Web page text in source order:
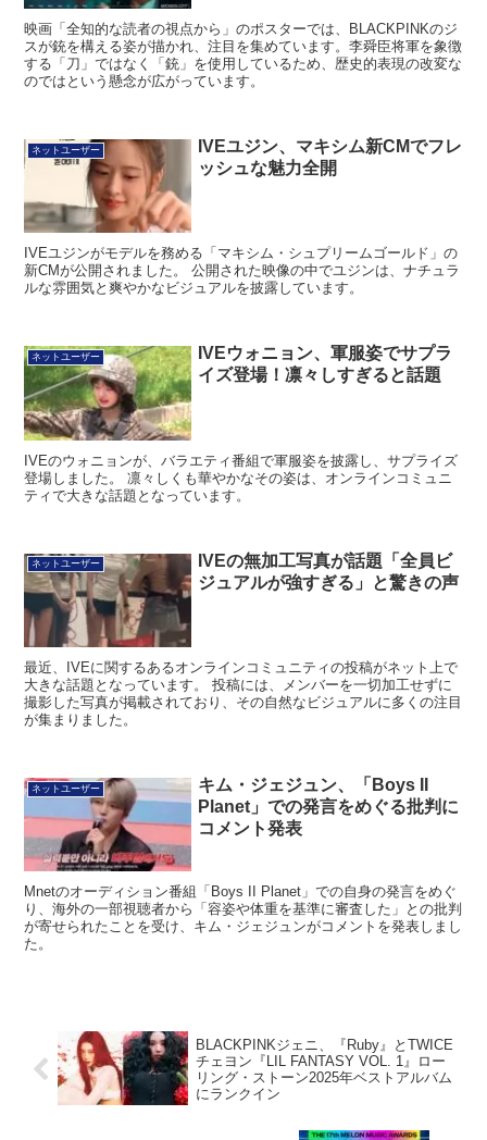
映画「全知的な読者の視点から」のポスターでは、BLACKPINKのジ
スが銃を構える姿が描かれ、注目を集めています。李舜臣将軍を象徴
する「刀」ではなく「銃」を使用しているため、歴史的表現の改変な
のではという懸念が広がっています。
ネットユーザー
IVEユジン、マキシム新CMでフレ
ッシュな魅力全開
IVEユジンがモデルを務める「マキシム・シュプリームゴールド」の
新CMが公開されました。 公開された映像の中でユジンは、ナチュラ
ルな雰囲気と爽やかなビジュアルを披露しています。
ネットユーザー
IVEウォニョン、軍服姿でサプラ
イズ登場！凛々しすぎると話題
IVEのウォニョンが、バラエティ番組で軍服姿を披露し、サプライズ
登場しました。 凛々しくも華やかなその姿は、オンラインコミュニ
ティで大きな話題となっています。
ネットユーザー
IVEの無加工写真が話題「全員ビ
ジュアルが強すぎる」と驚きの声
最近、IVEに関するあるオンラインコミュニティの投稿がネット上で
大きな話題となっています。 投稿には、メンバーを一切加工せずに
撮影した写真が掲載されており、その自然なビジュアルに多くの注目
が集まりました。
ネットユーザー
キム・ジェジュン、「Boys II
Planet」での発言をめぐる批判に
コメント発表
Mnetのオーディション番組「Boys II Planet」での自身の発言をめぐ
り、海外の一部視聴者から「容姿や体重を基準に審査した」との批判
が寄せられたことを受け、キム・ジェジュンがコメントを発表しまし
た。
BLACKPINKジェニ、『Ruby』とTWICE
チェヨン『LIL FANTASY VOL. 1』ロー
リング・ストーン2025年ベストアルバム
にランクイン